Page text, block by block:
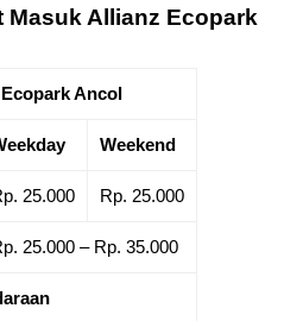
Allianz Ecopark
Ancol
Weekend
25.000 Rp. 25.000
25.000 – Rp. 35.000